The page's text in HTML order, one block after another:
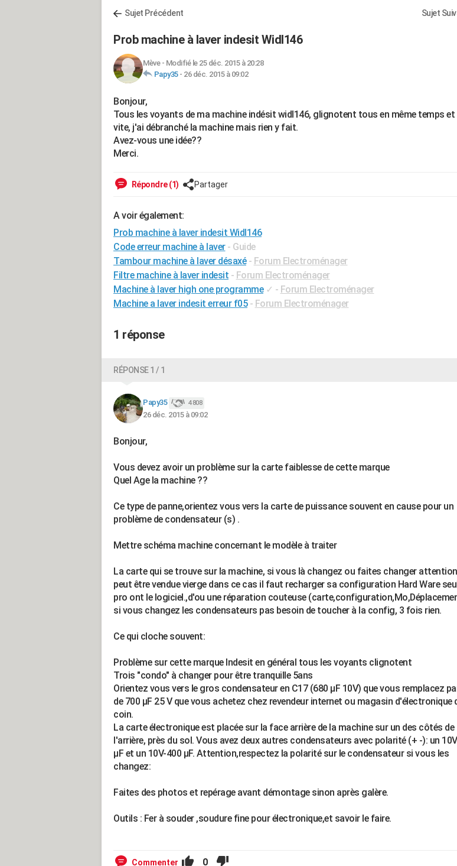
Sujet Précédent Sujet
Prob machine à laver indesit Widl146
Mève- Modifié le 25 déc. 2015 à 20:28
Papy35- 26 déc. 2015 à 09:02
Bonjour,
Tous les voyants de ma machine indésit widl146, glignotent tous en même temps
vite, j'ai débranché la machine mais rien y fait.
Avez-vous une idée??
Merci.
Répondre (1) Partager
A voir également:
Prob machine à laver indesit Widl146
Code erreur machine à laver - Guide
Tambour machine à laver désaxé - Forum Electroménager
Filtre machine à laver indesit - Forum Electroménager
Machine à laver high one programme ✓ - Forum Electroménager
Machine a laver indesit erreur f05 - Forum Electroménager
1 réponse
RÉPONSE 1 / 1
Papy35 4 808
26 déc. 2015 à 09:02
Bonjour,
Vous devez avoir un problème sur la carte faiblesse de cette marque
Quel Age la machine ??
Ce type de panne,orientez vous vers la carte de puissance souvent en cause pour un
problème de condensateur (s) .
Mettre schéma machine concernant le modèle à traiter
La carte qui se trouve sur la machine, si vous là changez ou faites changer
peut être vendue vierge dans ce cas il faut recharger sa configuration Hard Ware
pro ont le logiciel.,d'ou une réparation couteuse
si vous changez les condensateurs pas besoin de toucher à la config, 3 fois rien.
Ce qui cloche souvent:
Problème sur cette marque Indesit en général tous les voyants clignotent
Trois "condo" à changer pour être tranquille 5ans
Orientez vous vers le gros condensateur en C17 (680 µF 10V) que vous remplacez
de 700 µF 25 V que vous achetez chez revendeur internet ou magasin d'électronique
coin.
La carte électronique est placée sur la face arrière de la machine sur un des côtés de
l'arrière, près du sol. Vous avez deux autres condensateurs avec polarité (+ -): un
µF et un 10V-400 µF. Attention,respectez la polarité sur le condensateur si vous les
changez:
Faites des photos et repérage avant démontage sinon après galère.
Outils : Fer à souder ,soudure fine pour électronique,et savoir le faire.
Commenter 0